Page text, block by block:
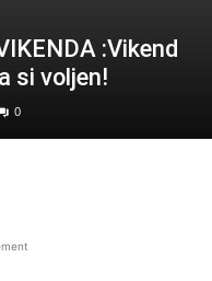
:Vikend
si voljen!
0